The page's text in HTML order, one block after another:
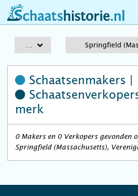
schaatshistorie.nl
Springfield
Schaatsenmakers |
merk
0 Makers en 0 Verkopers gevonden
Springfield (Massachusetts),